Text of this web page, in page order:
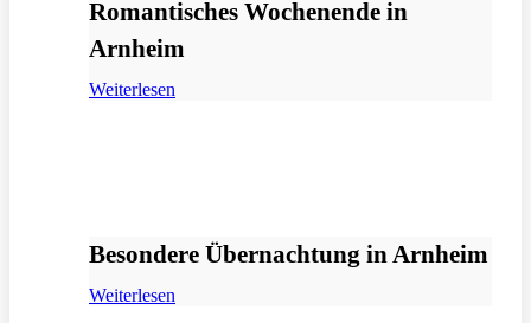
Romantisches Wochenende in
Arnheim
Weiterlesen
Besondere Übernachtung in Arnheim
Weiterlesen